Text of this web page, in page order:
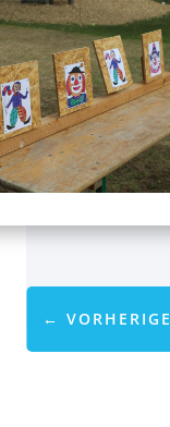
←